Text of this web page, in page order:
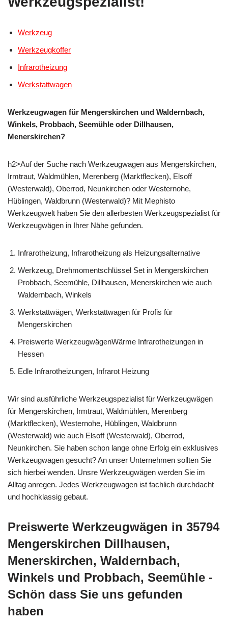
Werkzeug
Werkzeugkoffer
Infrarotheizung
Werkstattwagen
Werkzeugwagen für Mengerskirchen und Waldernbach,
Winkels, Probbach, Seemühle oder Dillhausen,
Menerskirchen?
h2>Auf der Suche nach Werkzeugwagen aus Mengerskirchen,
Irmtraut, Waldmühlen, Merenberg (Marktflecken), Elsoff
(Westerwald), Oberrod, Neunkirchen oder Westernohe,
Hüblingen, Waldbrunn (Westerwald)? Mit Mephisto
Werkzeugwelt haben Sie den allerbesten Werkzeugspezialist für
Werkzeugwägen in Ihrer Nähe gefunden.
Infrarotheizung, Infrarotheizung als Heizungsalternative
Werkzeug, Drehmomentschlüssel Set in Mengerskirchen
Probbach, Seemühle, Dillhausen, Menerskirchen wie auch
Waldernbach, Winkels
Werkstattwägen, Werkstattwagen für Profis für
Mengerskirchen
Preiswerte WerkzeugwägenWärme Infrarotheizungen in
Hessen
Edle Infrarotheizungen, Infrarot Heizung
Wir sind ausführliche Werkzeugspezialist für Werkzeugwägen
für Mengerskirchen, Irmtraut, Waldmühlen, Merenberg
(Marktflecken), Westernohe, Hüblingen, Waldbrunn
(Westerwald) wie auch Elsoff (Westerwald), Oberrod,
Neunkirchen. Sie haben schon lange ohne Erfolg ein exklusives
Werkzeugwagen gesucht? An unser Unternehmen sollten Sie
sich hierbei wenden. Unsre Werkzeugwägen werden Sie im
Alltag anregen. Jedes Werkzeugwagen ist fachlich durchdacht
und hochklassig gebaut.
Preiswerte Werkzeugwägen in 35794
Mengerskirchen Dillhausen,
Menerskirchen, Waldernbach,
Winkels und Probbach, Seemühle -
Schön dass Sie uns gefunden
haben